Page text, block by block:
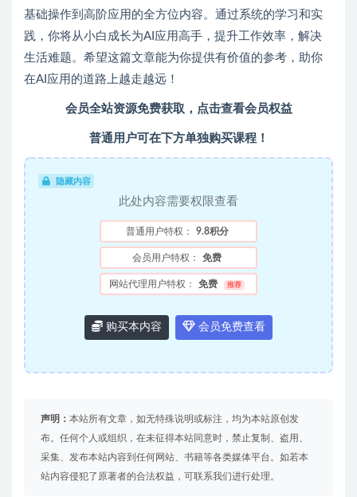
基础操作到高阶应用的全方位内容。通过系统的学习和实
践，你将从小白成长为AI应用高手，提升工作效率，解决
生活难题。希望这篇文章能为你提供有价值的参考，助你
在AI应用的道路上越走越远！
会员全站资源免费获取，点击查看会员权益
普通用户可在下方单独购买课程！
隐藏内容
此处内容需要权限查看
普通用户特权： 9.8积分
会员用户特权： 免费
网站代理用户特权： 免费 推荐
购买本内容 会员免费查看
声明： 本站所有文章，如无特殊说明或标注，均为本站原创发
布。任何个人或组织，在未征得本站同意时，禁止复制、盗用、
采集、发布本站内容到任何网站、书籍等各类媒体平台。如若本
站内容侵犯了原著者的合法权益，可联系我们进行处理。